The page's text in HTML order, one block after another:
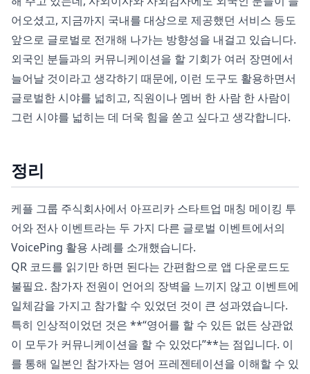
어오셨고, 지금까지 국내를 대상으로 제공했던 서비스 등도
앞으로 글로벌로 전개해 나가는 방향성을 내걸고 있습니다.
외국인 분들과의 커뮤니케이션을 할 기회가 여러 장면에서
늘어날 것이라고 생각하기 때문에, 이런 도구도 활용하면서
글로벌한 시야를 넓히고, 직원이나 멤버 한 사람 한 사람이
그런 시야를 넓히는 데 더욱 힘을 쏟고 싶다고 생각합니다.
정리
케플 그룹 주식회사에서 아프리카 스타트업 매칭 메이킹 투
어와 전사 이벤트라는 두 가지 다른 글로벌 이벤트에서의
VoicePing 활용 사례를 소개했습니다.
QR 코드를 읽기만 하면 된다는 간편함으로 앱 다운로드도
불필요. 참가자 전원이 언어의 장벽을 느끼지 않고 이벤트에
일체감을 가지고 참가할 수 있었던 것이 큰 성과였습니다.
특히 인상적이었던 것은 **“영어를 할 수 있든 없든 상관없
이 모두가 커뮤니케이션을 할 수 있었다”**는 점입니다. 이
를 통해 일본인 참가자는 영어 프레젠테이션을 이해할 수 있